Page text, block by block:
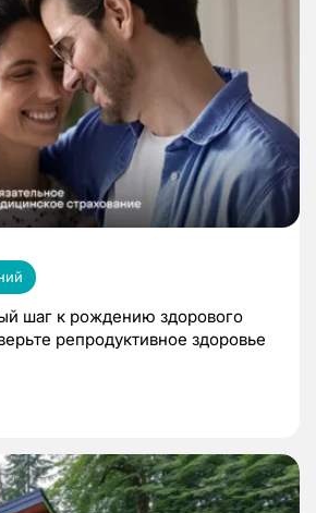
шаг к рождению здорового
репродуктивное здоровье